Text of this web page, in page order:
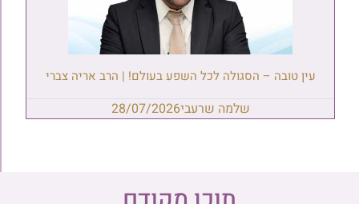
עין טובה – הסגולה לכל השפע בעולם! | הרב אריה צברי
שלמה שרעבי28/07/2026